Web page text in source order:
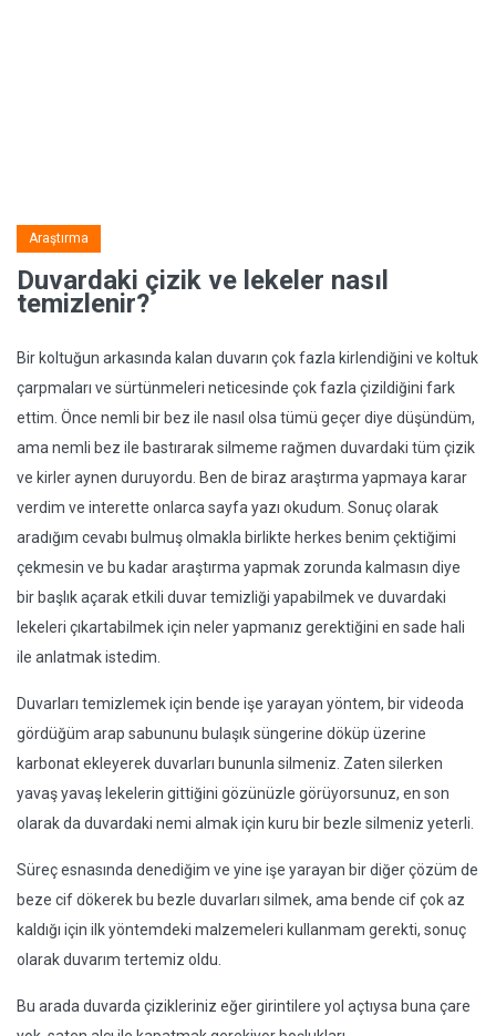
Araştırma
Duvardaki çizik ve lekeler nasıl
temizlenir?
Bir koltuğun arkasında kalan duvarın çok fazla kirlendiğini ve koltuk
çarpmaları ve sürtünmeleri neticesinde çok fazla çizildiğini fark
ettim. Önce nemli bir bez ile nasıl olsa tümü geçer diye düşündüm,
ama nemli bez ile bastırarak silmeme rağmen duvardaki tüm çizik
ve kirler aynen duruyordu. Ben de biraz araştırma yapmaya karar
verdim ve interette onlarca sayfa yazı okudum. Sonuç olarak
aradığım cevabı bulmuş olmakla birlikte herkes benim çektiğimi
çekmesin ve bu kadar araştırma yapmak zorunda kalmasın diye
bir başlık açarak etkili duvar temizliği yapabilmek ve duvardaki
lekeleri çıkartabilmek için neler yapmanız gerektiğini en sade hali
ile anlatmak istedim.
Duvarları temizlemek için bende işe yarayan yöntem, bir videoda
gördüğüm arap sabununu bulaşık süngerine döküp üzerine
karbonat ekleyerek duvarları bununla silmeniz. Zaten silerken
yavaş yavaş lekelerin gittiğini gözünüzle görüyorsunuz, en son
olarak da duvardaki nemi almak için kuru bir bezle silmeniz yeterli.
Süreç esnasında denediğim ve yine işe yarayan bir diğer çözüm de
beze cif dökerek bu bezle duvarları silmek, ama bende cif çok az
kaldığı için ilk yöntemdeki malzemeleri kullanmam gerekti, sonuç
olarak duvarım tertemiz oldu.
Bu arada duvarda çizikleriniz eğer girintilere yol açtıysa buna çare